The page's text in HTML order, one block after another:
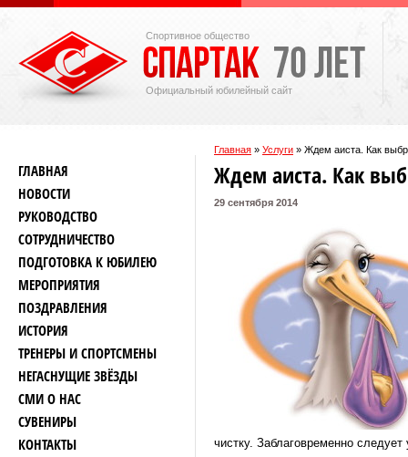
Спортивное общество
Официальный юбилейный сайт
Главная » Услуги » Ждем аиста. Как
ГЛАВНАЯ
НОВОСТИ
РУКОВОДСТВО
СОТРУДНИЧЕСТВО
ПОДГОТОВКА К ЮБИЛЕЮ
МЕРОПРИЯТИЯ
ПОЗДРАВЛЕНИЯ
ИСТОРИЯ
ТРЕНЕРЫ И СПОРТСМЕНЫ
НЕГАСНУЩИЕ ЗВЁЗДЫ
СМИ О НАС
СУВЕНИРЫ
КОНТАКТЫ
Ждем аиста. Как
29 сентября 2014
чистку. Заблаговременно